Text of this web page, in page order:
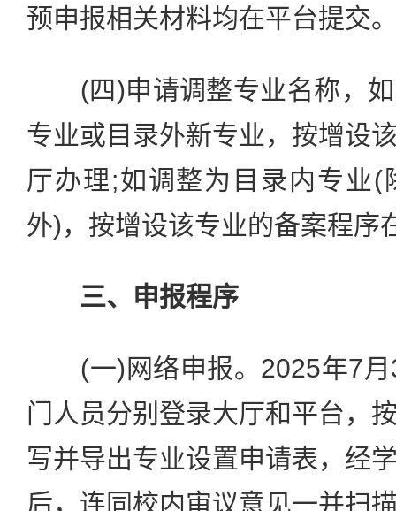
预申报相关材料均在平台提交
(四)申请调整专业名称，如
专业或目录外新专业，按增设
厅办理;如调整为目录内专业(
外)，按增设该专业的备案程序
三、申报程序
(一)网络申报。2025年7月
门人员分别登录大厅和平台，
写并导出专业设置申请表，经
后，连同校内审议意见一并扫